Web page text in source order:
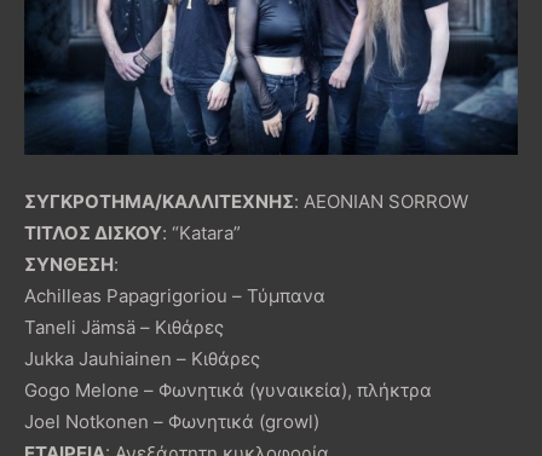
ΣΥΓΚΡΟΤΗΜΑ/ΚΑΛΛΙΤΕΧΝΗΣ: AEONIAN SORROW
ΤΙΤΛΟΣ ΔΙΣΚΟΥ: “Katara”
ΣΥΝΘΕΣΗ:
Achilleas Papagrigoriou – Τύμπανα
Taneli Jämsä – Κιθάρες
Jukka Jauhiainen – Κιθάρες
Gogo Melone – Φωνητικά (γυναικεία), πλήκτρα
Joel Notkonen – Φωνητικά (growl)